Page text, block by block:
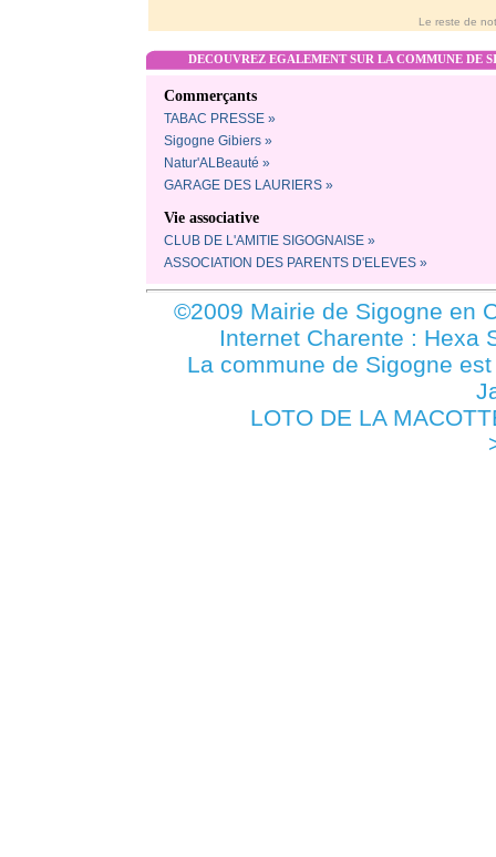
Le reste de
DECOUVREZ EGALEMENT SUR LA COMMUNE DE
Commerçants
TABAC PRESSE »
Sigogne Gibiers »
Natur'ALBeauté »
GARAGE DES LAURIERS »
Vie associative
CLUB DE L'AMITIE SIGOGNAISE »
ASSOCIATION DES PARENTS D'ELEVES »
©2009 Mairie de Sigogne en
Internet Charente : Hexa
La commune de Sigogne
LOTO DE LA